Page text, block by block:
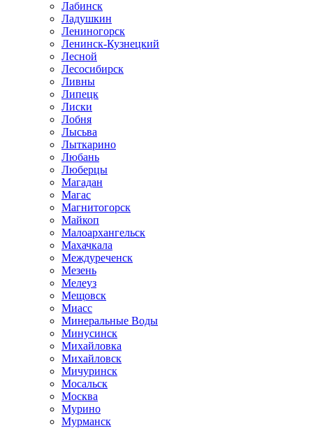
Лабинск
Ладушкин
Лениногорск
Ленинск-Кузнецкий
Лесной
Лесосибирск
Ливны
Липецк
Лиски
Лобня
Лысьва
Лыткарино
Любань
Люберцы
Магадан
Магас
Магнитогорск
Майкоп
Малоархангельск
Махачкала
Междуреченск
Мезень
Мелеуз
Мещовск
Миасс
Минеральные Воды
Минусинск
Михайловка
Михайловск
Мичуринск
Мосальск
Москва
Мурино
Мурманск